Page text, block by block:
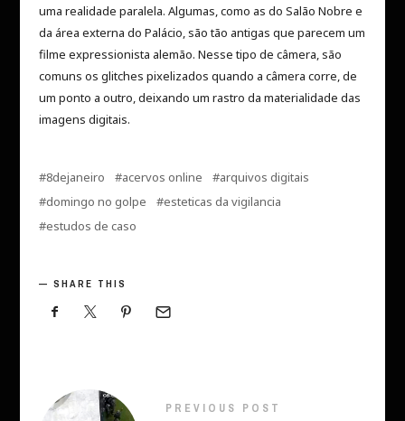
uma realidade paralela. Algumas, como as do Salão Nobre e
da área externa do Palácio, são tão antigas que parecem um
filme expressionista alemão. Nesse tipo de câmera, são
comuns os glitches pixelizados quando a câmera corre, de
um ponto a outro, deixando um rastro da materialidade das
imagens digitais.
8dejaneiro acervos online
arquivos digitais
domingo no golpe
esteticas da vigilancia
estudos de caso
SHARE THIS
PREVIOUS POST